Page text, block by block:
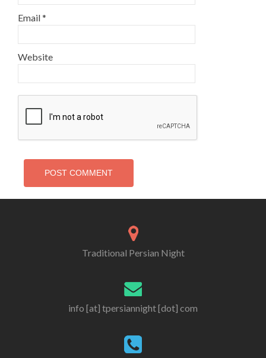
Email*
Website
Traditional Persian Night
info [at] tpersiannight [dot] com